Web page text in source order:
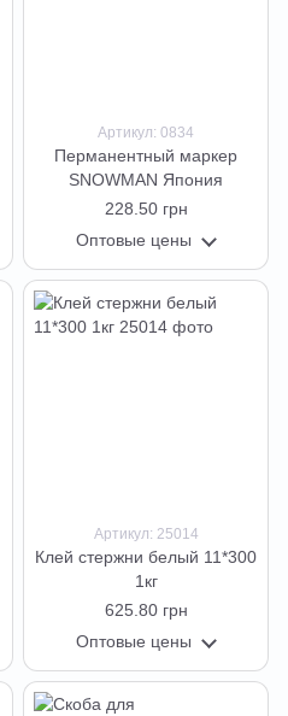
Артикул: 0834
Перманентный маркер
SNOWMAN Япония
228.50 грн
Оптовые цены
Артикул: 25014
Клей стержни белый 11*300
1кг
625.80 грн
Оптовые цены